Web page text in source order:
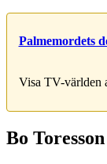
Palmemordets
Visa TV-världen
Bo Toresson